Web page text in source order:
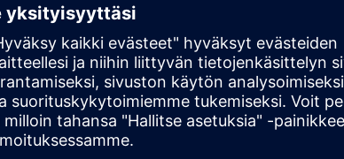
Adressierung und Transport von Daten vertraut sein
ist es hilfreich, wenn Ihnen die Funktionsweise von
sind.
Sie bitte das WBT Datenkommunikation mit Industrial Ethernet